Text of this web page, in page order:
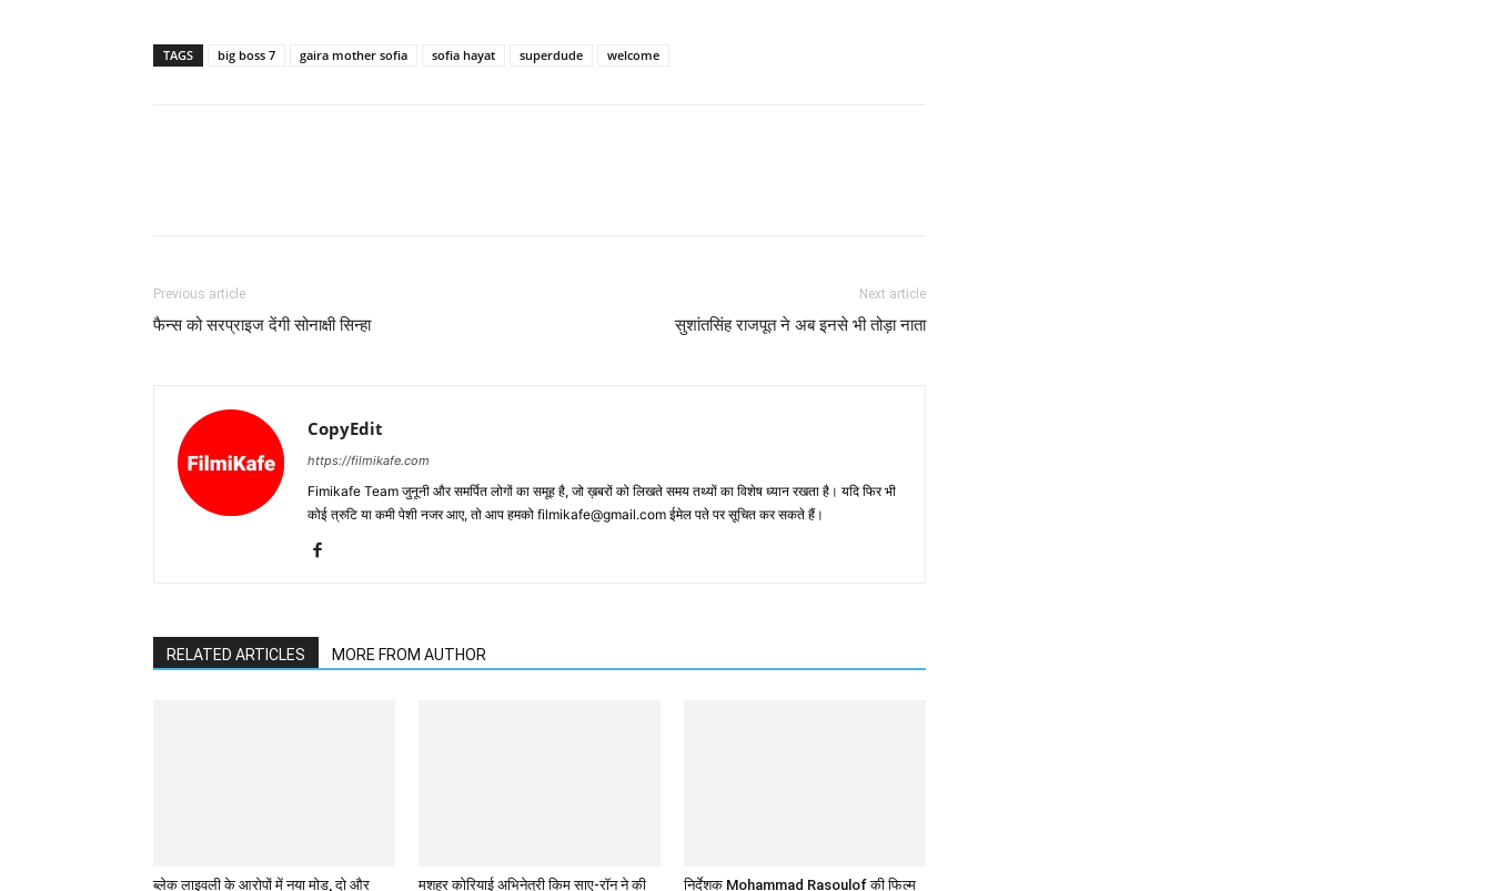
TAGS big boss 7 gaira mother sofia sofia hayat superdude welcome
Previous article
फैन्‍स को सरप्राइज देंगी सोनाक्षी सिन्‍हा
Next article
सुशांतसिंह राजपूत ने अब इनसे भी तोड़ा नाता
CopyEdit
https://filmikafe.com
Fimikafe Team जुनूनी और समर्पित लोगों का समूह है, जो ख़बरों को लिखते समय तथ्‍यों का विशेष ध्‍यान रखता है। यदि फिर भी
कोई त्रुटि या कमी पेशी नजर आए, तो आप हमको filmikafe@gmail.com ईमेल पते पर सूचित कर सकते हैं।
RELATED ARTICLES MORE FROM AUTHOR
ब्लेक लाइवली के आरोपों में नया मोड़, दो और मशहूर कोरियाई अभिनेत्री किम साए-रॉन ने की निर्देशक Mohammad Rasoulof की फिल्म